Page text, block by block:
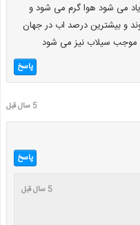
می شود ه‍وا گرم می شود و
و بیشترین درصد اب در جهان
موجب سیلاب نیز می شود
پاسخ
5 سال قبل
پاسخ
5 سال قبل